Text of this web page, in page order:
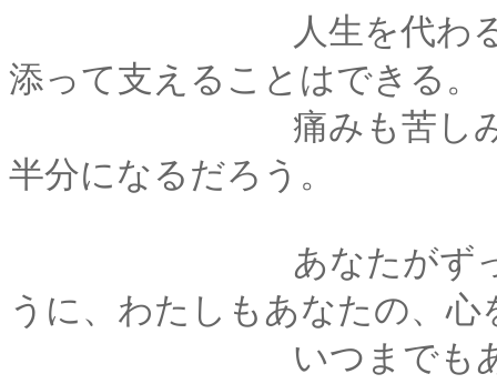
人生を代わることは
添って支えることはできる。
痛みも苦しみも、分
半分になるだろう。
あなたがずっと、わ
うに、わたしもあなたの、心
いつまでもあなたの